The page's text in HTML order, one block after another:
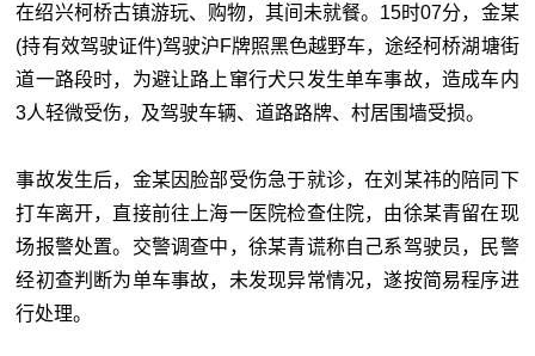
在绍兴柯桥古镇游玩、购物，其间未就餐。15时07分，金某
(持有效驾驶证件)驾驶沪F牌照黑色越野车，途经柯桥湖塘街
道一路段时，为避让路上窜行犬只发生单车事故，造成车内
3人轻微受伤，及驾驶车辆、道路路牌、村居围墙受损。
事故发生后，金某因脸部受伤急于就诊，在刘某祎的陪同下
打车离开，直接前往上海一医院检查住院，由徐某青留在现
场报警处置。交警调查中，徐某青谎称自己系驾驶员，民警
经初查判断为单车事故，未发现异常情况，遂按简易程序进
行处理。